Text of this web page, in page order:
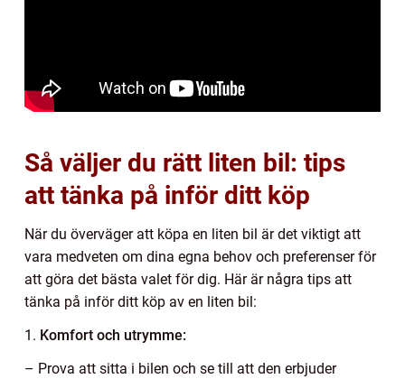
Så väljer du rätt liten bil: tips
att tänka på inför ditt köp
När du överväger att köpa en liten bil är det viktigt att
vara medveten om dina egna behov och preferenser för
att göra det bästa valet för dig. Här är några tips att
tänka på inför ditt köp av en liten bil:
1. Komfort och utrymme:
– Prova att sitta i bilen och se till att den erbjuder